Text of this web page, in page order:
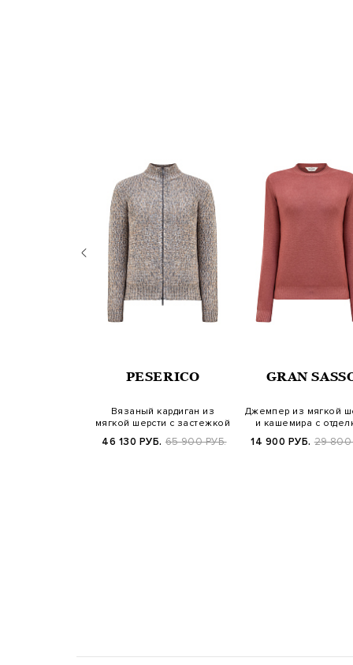
PESERICO
Вязаный кардиган из
мягкой шерсти с застежкой
46 130 РУБ. 65 900 РУБ.
GRAN
Джемпер из мягкой
и кашемира с
14 900 РУБ. 29 800